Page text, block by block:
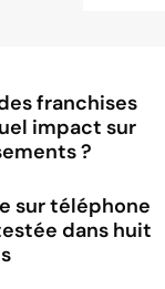
franchises
impact sur
?
sur téléphone
dans huit